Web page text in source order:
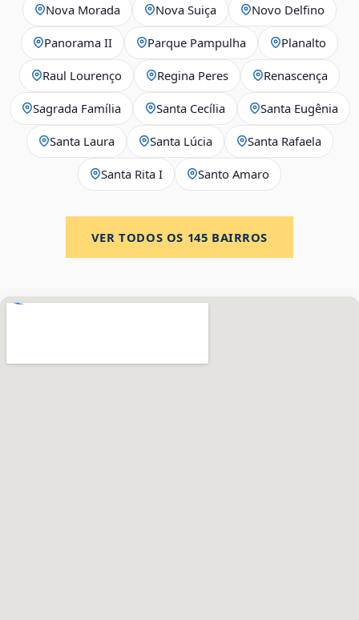
Nova Morada Nova Suiça Novo Delfino
Panorama II Parque Pampulha Planalto
Raul Lourenço Regina Peres Renascença
Sagrada Família Santa Cecília Santa Eugênia
Santa Laura Santa Lúcia Santa Rafaela
Santa Rita I Santo Amaro
VER TODOS OS 145 BAIRROS